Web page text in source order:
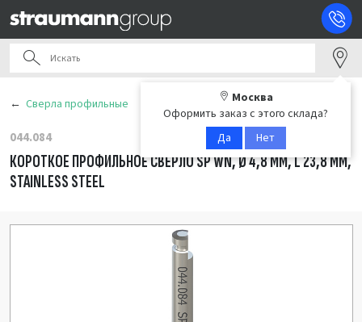
Москва
Оформить заказ с этого склада?
Да
Нет
Сверла профильные
044.084
КОРОТКОЕ ПРОФИЛЬНОЕ СВЕРЛО SP WN, Ø 4,8 ММ, L 23,8 ММ,
STAINLESS STEEL